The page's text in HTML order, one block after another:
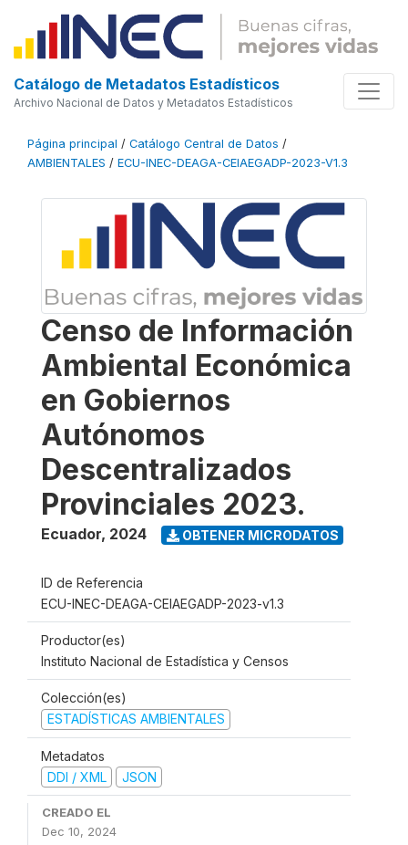
Catálogo de Metadatos Estadísticos
Archivo Nacional de Datos y Metadatos Estadísticos
Página principal / Catálogo Central de Datos /
AMBIENTALES / ECU-INEC-DEAGA-CEIAEGADP-2023-V1.3
Censo de Información
Ambiental Económica
en Gobiernos
Autónomos
Descentralizados
Provinciales 2023.
Ecuador, 2024 OBTENER MICRODATOS
ID de Referencia
ECU-INEC-DEAGA-CEIAEGADP-2023-v1.3
Productor(es)
Instituto Nacional de Estadística y Censos
Colección(es)
ESTADÍSTICAS AMBIENTALES
Metadatos
DDI / XML
JSON
CREADO EL
Dec 10, 2024